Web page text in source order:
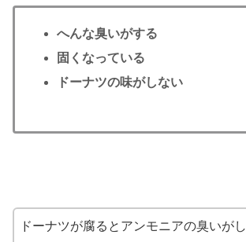
へんな臭いがする
固くなっている
ドーナツの味がしない
ドーナツが腐るとアンモニアの臭いがし